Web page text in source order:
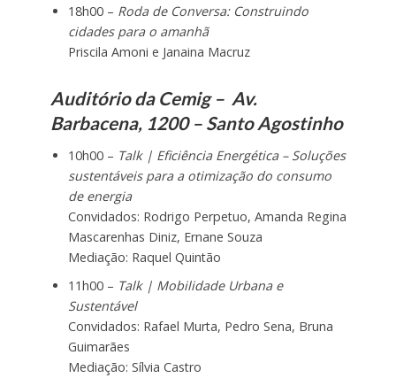
18h00 – Roda de Conversa: Construindo
cidades para o amanhã
Priscila Amoni e Janaina Macruz
Auditório da Cemig – Av.
Barbacena, 1200 – Santo Agostinho
10h00 – Talk | Eficiência Energética – Soluções
sustentáveis para a otimização do consumo
de energia
Convidados: Rodrigo Perpetuo, Amanda Regina
Mascarenhas Diniz, Ernane Souza
Mediação: Raquel Quintão
11h00 – Talk | Mobilidade Urbana e
Sustentável
Convidados: Rafael Murta, Pedro Sena, Bruna
Guimarães
Mediação: Sílvia Castro